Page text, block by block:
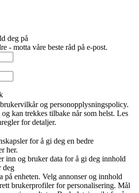
deg på
- motta våre beste råd på e-post.
og personopplysningspolicy.
kan trekkes tilbake når som helst. Les
for detaljer.
for å gi deg en bedre
her.
inn og bruker data for å gi deg innhold
deg
på enheten. Velg annonser og innhold
brukerprofiler for personalisering. Mål